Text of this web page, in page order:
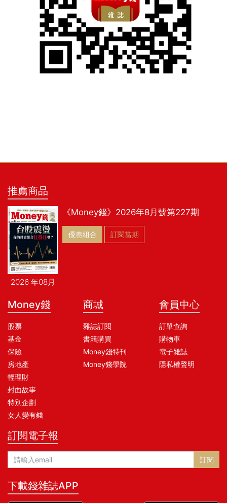
推薦商品
2026 年08月
《Money錢》2026年8月號第227期
優惠組合 訂閱當期
Money錢
股票
基金
保險
房地產
輕理財
封面故事
特別企劃
女人變有錢
商城
雜誌訂閱
書籍購買
Money錢特刊
Money錢學院
會員中心
訂單查詢
購物車
電子雜誌
隱私權聲明
訂閱電子報
訂閱
下載錢雜誌APP